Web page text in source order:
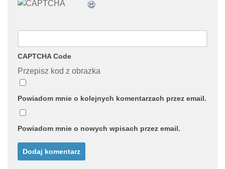
CAPTCHA Code
Przepisz kod z obrazka
Powiadom mnie o kolejnych komentarzach przez email.
Powiadom mnie o nowych wpisach przez email.